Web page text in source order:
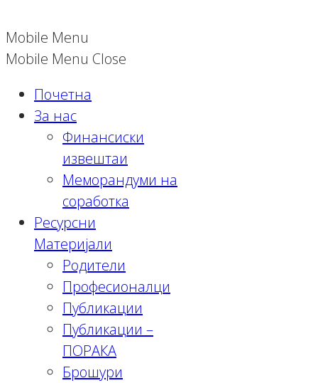
Mobile Menu
Mobile Menu Close
Почетна
За нас
Финансиски
извештаи
Меморандуми на
соработка
Ресурсни
Материјали
Родители
Професионалци
Публикации
Публикации –
ПОРАКА
Брошури